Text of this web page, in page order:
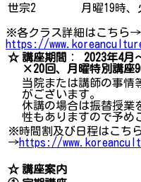
世宗2
月曜19時、
※各クラス詳細はこちら→
https://
☆ 講座期間 ： 2023年4月
×20回、月曜特別講座
当院または講師の事情
がございます。
休講の場合は振替授業
性もありますので予め
※時間割及び日程はこち
→https://
☆ 講座案内